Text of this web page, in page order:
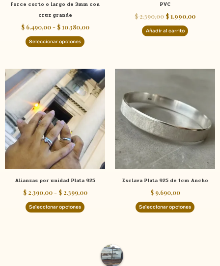
Force corto o largo de 3mm con
cruz grande
$6.490,00 - $10.380,00
Seleccionar opciones
la
de
producto
PVC
$2.390,00 $ 1.990,00
Añadir al carrito
Alianzas por unidad Plata 925
$2.390,00 - $2.399,00
Rango
de
precios:
desde
hasta
$ 2.399,00
Seleccionar opciones
Este
producto
tiene
múltiples
variantes.
opciones
se
pueden
elegir
en
la
página
Esclava Plata 925 de 1cm Ancho
$9.690,00
Seleccionar opciones
Las
se
pueden
elegir
en
página